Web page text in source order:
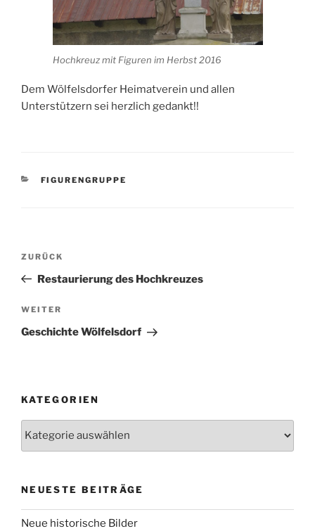
Hochkreuz mit Figuren im Herbst 2016
Dem Wölfelsdorfer Heimatverein und allen
Unterstützern sei herzlich gedankt!!
KATEGORIEN
FIGURENGRUPPE
Beitragsnavigation
Vorheriger
Beitrag
ZURÜCK
Restaurierung des Hochkreuzes
Nächster
Beitrag
WEITER
Geschichte Wölfelsdorf
KATEGORIEN
NEUESTE BEITRÄGE
Neue historische Bilder